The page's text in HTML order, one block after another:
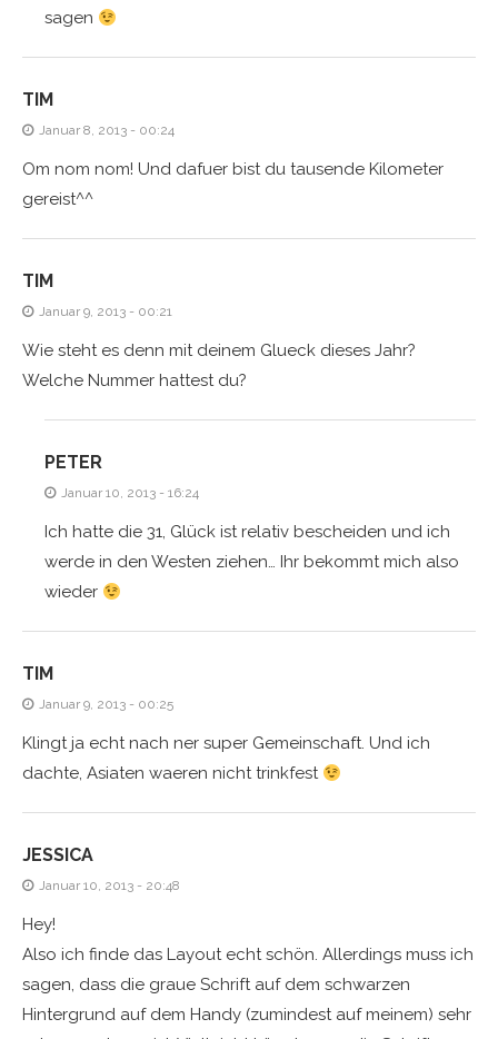
sagen
TIM
Januar 8, 2013 - 00:24
Om nom nom! Und dafuer bist du tausende Kilometer
gereist^^
TIM
Januar 9, 2013 - 00:21
Wie steht es denn mit deinem Glueck dieses Jahr?
Welche Nummer hattest du?
PETER
Januar 10, 2013 - 16:24
Ich hatte die 31, Glück ist relativ bescheiden und ich
werde in den Westen ziehen… Ihr bekommt mich also
wieder
TIM
Januar 9, 2013 - 00:25
Klingt ja echt nach ner super Gemeinschaft. Und ich
dachte, Asiaten waeren nicht trinkfest
JESSICA
Januar 10, 2013 - 20:48
Hey!
Also ich finde das Layout echt schön. Allerdings muss ich
sagen, dass die graue Schrift auf dem schwarzen
Hintergrund auf dem Handy (zumindest auf meinem) sehr